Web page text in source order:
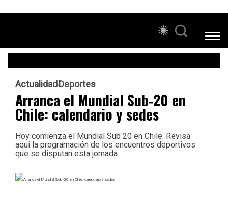
```
ActualidadDeportes
Arranca el Mundial Sub‑20 en
Chile: calendario y sedes
Hoy comienza el Mundial Sub 20 en Chile. Revisa
aqui la programación de los encuentros deportivos
que se disputan esta jornada.